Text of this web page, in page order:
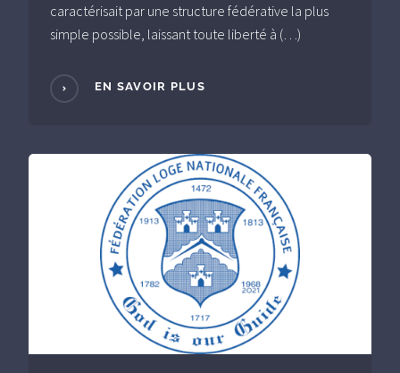
caractérisait par une structure fédérative la plus
simple possible, laissant toute liberté à (…)
EN SAVOIR PLUS